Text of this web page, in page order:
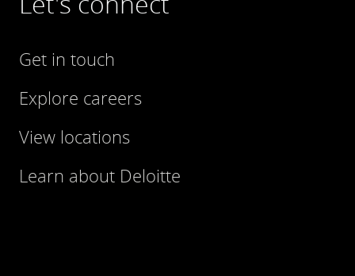
Get in touch
Explore careers
View locations
Learn about Deloitte